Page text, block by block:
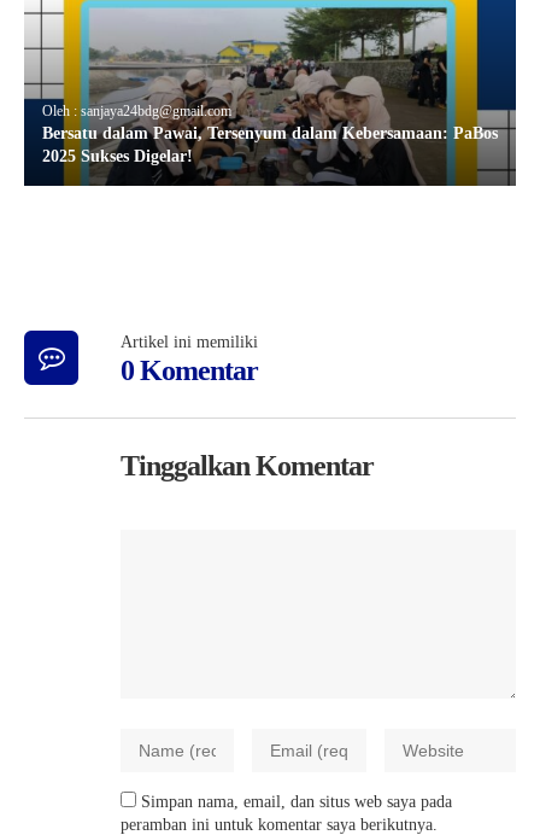
Oleh : sanjaya24bdg@gmail.com
Bersatu dalam Pawai, Tersenyum dalam Kebersamaan: PaBos
2025 Sukses Digelar!
Artikel ini memiliki
0 Komentar
Tinggalkan Komentar
Simpan nama, email, dan situs web saya pada
peramban ini untuk komentar saya berikutnya.